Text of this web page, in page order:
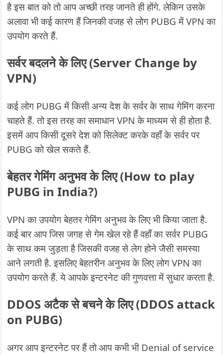
है इस बात को तो आप अच्छी तरह जानते ही होंगे. लेकिन उसके
अलावा भी कई कारण हैं जिनकी वजह से लोग PUBG में VPN का
उपयोग करते हैं.
सर्वर बदलने के लिए (Server Change by
VPN)
कई लोग PUBG में किसी अन्य देश के सर्वर के साथ गेमिंग करना
चाहते हैं. तो इस तरह का समाधान VPN के माध्यम से ही होता है.
इसमें आप किसी दूसरे देश को सिलेक्ट करके वहाँ के सर्वर पर
PUBG को खेल सकते हैं.
बेहतर गेमिंग अनुभव के लिए (How to play
PUBG in India?)
VPN का उपयोग बेहतर गेमिंग अनुभव के लिए भी किया जाता है.
कई बार आप जिस जगह से गेम खेल रहे हैं वहाँ का सर्वर PUBG
के साथ कम जुड़ता है जिसकी वजह से लेग होने जैसी समस्या
आने लगती है. इसलिए बेहतरीन अनुभव के लिए लोग VPN का
उपयोग करते हैं. ये आपके इन्टरनेट की गुणवत्ता में सुधार करता है.
DDOS अटैक से बचने के लिए (DDOS attack
on PUBG)
अगर आप इन्टरनेट पर हैं तो आप कभी भी Denial of service